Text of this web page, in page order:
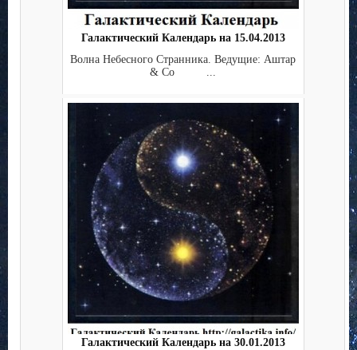
Галактический Календарь на 15.04.2013
Волна Небесного Странника. Ведущие: Аштар
& Co ...
Галактический Календарь на 30.01.2013